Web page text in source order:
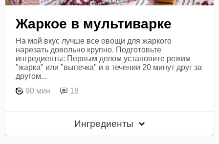
Жаркое в мультиварке
На мой вкус лучше все овощи для жаркого
нарезать довольно крупно. Подготовьте
ингредиенты: Первым делом установите режим
"жарка" или "выпечка" и в течении 20 минут друг за
другом...
90 мин
18
Ингредиенты